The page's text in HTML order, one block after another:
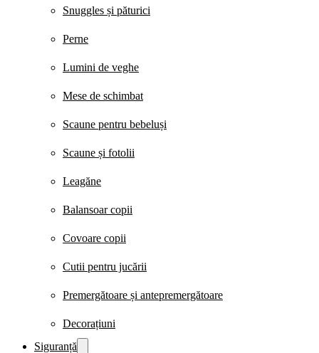
Snuggles și păturici
Perne
Lumini de veghe
Mese de schimbat
Scaune pentru bebeluși
Scaune și fotolii
Leagăne
Balansoar copii
Covoare copii
Cutii pentru jucării
Premergătoare și antepremergătoare
Decorațiuni
Siguranță